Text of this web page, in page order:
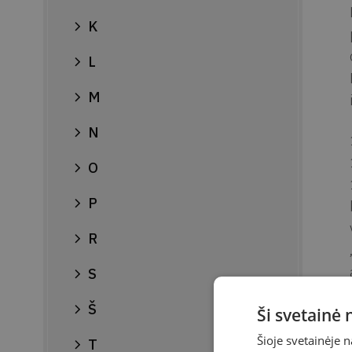
K
L
M
N
O
P
R
S
Š
T
Ši svetainė
Šioje svetainėje